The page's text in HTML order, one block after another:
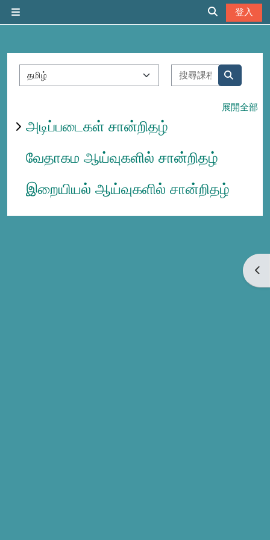
切換搜尋輸
登入
開
搜尋課程
搜尋課程
展開全部
அடிப்படைகள் சான்றிதழ்
வேதாகம ஆய்வுகளில் சான்றிதழ்
இறையியல் ஆய்வுகளில் சான்றிதழ்